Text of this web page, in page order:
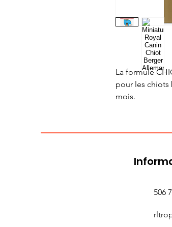
La formule
pour les chiots
mois.
506